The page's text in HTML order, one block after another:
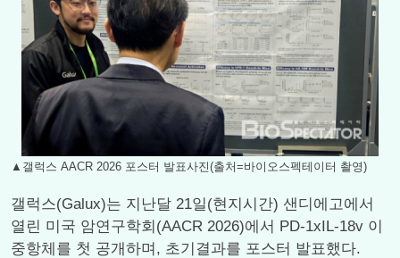
▲갤럭스 AACR 2026 포스터 발표사진(출처=바이오스펙테이터 촬영)
갤럭스(Galux)는 지난달 21일(현지시간) 샌디에고에서
열린 미국 암연구학회(AACR 2026)에서 PD-1xIL-18v 이
중항체를 첫 공개하며, 초기결과를 포스터 발표했다.